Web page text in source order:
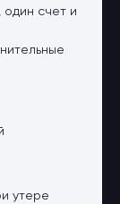
один счет и
утере